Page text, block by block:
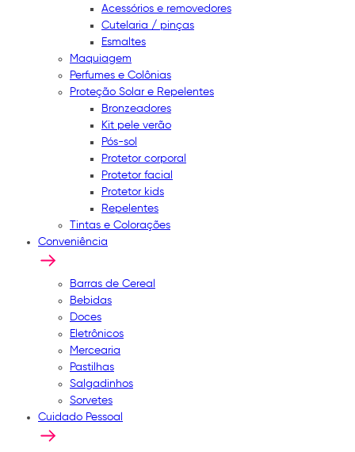
Acessórios e removedores
Cutelaria / pinças
Esmaltes
Maquiagem
Perfumes e Colônias
Proteção Solar e Repelentes
Bronzeadores
Kit pele verão
Pós-sol
Protetor corporal
Protetor facial
Protetor kids
Repelentes
Tintas e Colorações
Conveniência
Barras de Cereal
Bebidas
Doces
Eletrônicos
Mercearia
Pastilhas
Salgadinhos
Sorvetes
Cuidado Pessoal